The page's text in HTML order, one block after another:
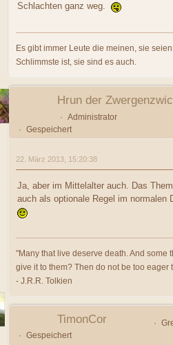
Schlachten ganz weg.
Es gibt immer Leute die meinen, sie
Schlimmste ist, sie sind es auch.
Hrun der
Administrator
Gespeichert
22. März 2013, 15:20:38
Ja, aber im Mittelalter auch. Das
auch als optionale Regel im normalen
"Many that live deserve death. And some
give it to them? Then do not be too
- J.R.R. Tolkien
TimonCor
Gespeichert